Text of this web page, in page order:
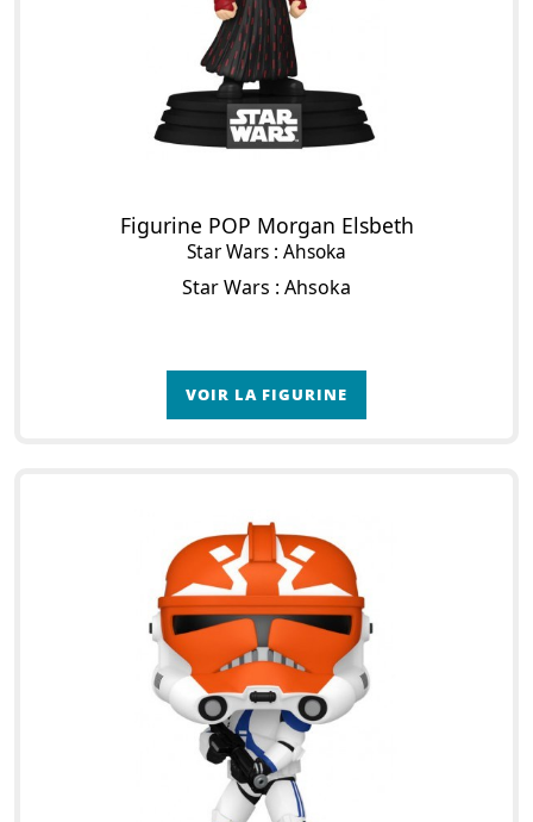
Figurine POP Morgan Elsbeth
Star Wars : Ahsoka
Star Wars : Ahsoka
VOIR LA FIGURINE